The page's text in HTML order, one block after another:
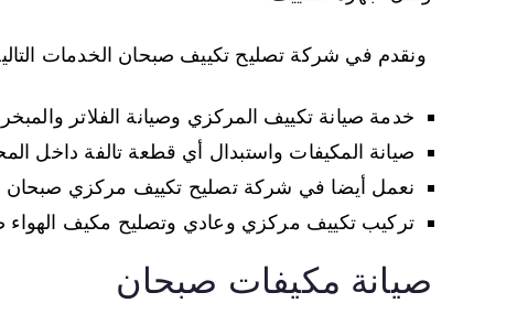
ونقدم في شركة تصليح تكييف صبحان الخدمات
خدمة صيانة تكييف المركزي وصيانة الفلاتر
صيانة المكيفات واستبدال أي قطعة تالفة داخل
نعمل أيضا في شركة تصليح تكييف مركزي صبحان
تركيب تكييف مركزي وعادي وتصليح مكيف
صيانة مكيفات صبحان